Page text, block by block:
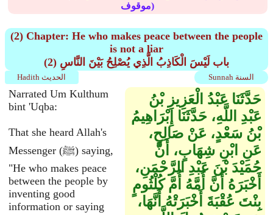
موقوف)
(2) Chapter: He who makes peace between the people
is not a liar
(2) باب لَيْسَ الْكَاذِبُ الَّذِي يُصْلِحُ بَيْنَ النَّاسِ
Sunnah السنة Hadith الحديث
Narrated Um Kulthum
bint 'Uqba:
That she heard Allah's
Messenger (ﷺ) saying,
"He who makes peace
between the people by
inventing good
information or saying
حَدَّثَنَا عَبْدُ الْعَزِيزِ بْنُ
عَبْدِ اللَّهِ، حَدَّثَنَا إِبْرَاهِيمُ
بْنُ سَعْدٍ، عَنْ صَالِحٍ،
عَنِ ابْنِ شِهَابٍ، أَنَّ
حُمَيْدَ بْنَ عَبْدِ الرَّحْمَنِ،
أَخْبَرَهُ أَنَّ أُمَّهُ أُمَّ كُلْثُومٍ
بِنْتَ عُقْبَةَ أَخْبَرَتْهُ أَنَّهَا،